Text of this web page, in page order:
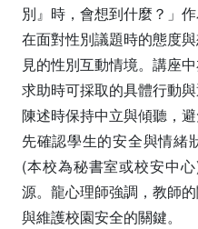
別』時，會想到什麼？」
在面對性別議題時的態度
見的性別互動情境。講座
求助時可採取的具體行動
陳述時保持中立與傾聽，
先確認學生的安全與情緒
(本校為秘書室或校安中
源。龍心理師強調，教師
與維護校園安全的關鍵。